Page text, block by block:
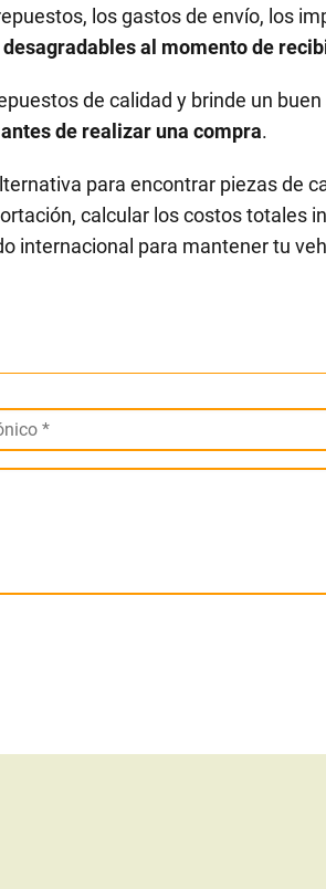
los gastos de envío, los
al momento de
de calidad y brinde un
de realizar una compra.
para encontrar piezas de
calcular los costos totales
internacional para mantener tu